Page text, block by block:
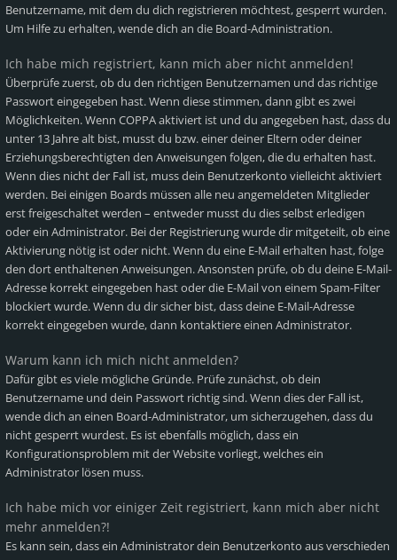
Benutzername, mit dem du dich registrieren möchtest, gesperrt wurden.
Um Hilfe zu erhalten, wende dich an die Board-Administration.
Ich habe mich registriert, kann mich aber nicht anmelden!
Überprüfe zuerst, ob du den richtigen Benutzernamen und das richtige
Passwort eingegeben hast. Wenn diese stimmen, dann gibt es zwei
Möglichkeiten. Wenn COPPAaktiviert ist und du angegeben hast, dass du
unter 13 Jahre alt bist, musst du bzw. einer deiner Eltern oder deiner
Erziehungsberechtigten den Anweisungen folgen, die du erhalten hast.
Wenn dies nicht der Fall ist, muss dein Benutzerkonto vielleicht aktiviert
werden. Bei einigen Boards müssen alle neu angemeldeten Mitglieder
erst freigeschaltet werden – entweder musst du dies selbst erledigen
oder ein Administrator. Bei der Registrierung wurde dir mitgeteilt, ob eine
Aktivierung nötig ist oder nicht. Wenn du eine E-Mail erhalten hast, folge
den dort enthaltenen Anweisungen. Ansonsten prüfe, ob du deine E-Mail-
Adresse korrekt eingegeben hast oder die E-Mail von einem Spam-Filter
blockiert wurde. Wenn du dir sicher bist, dass deine E-Mail-Adresse
korrekt eingegeben wurde, dann kontaktiere einen Administrator.
Warum kann ich mich nicht anmelden?
Dafür gibt es viele mögliche Gründe. Prüfe zunächst, ob dein
Benutzername und dein Passwort richtig sind. Wenn dies der Fall ist,
wende dich an einen Board-Administrator, um sicherzugehen, dass du
nicht gesperrt wurdest. Es ist ebenfalls möglich, dass ein
Konfigurationsproblem mit der Website vorliegt, welches ein
Administrator lösen muss.
Ich habe mich vor einiger Zeit registriert, kann mich aber nicht
mehr anmelden?!
Es kann sein, dass ein Administrator dein Benutzerkonto aus verschieden